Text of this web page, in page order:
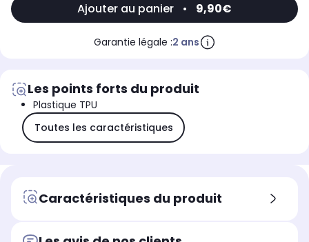
Ajouter au panier • 9,90€
Garantie légale :2 ans
Les points forts du produit
Plastique TPU
Toutes les caractéristiques
Caractéristiques du produit